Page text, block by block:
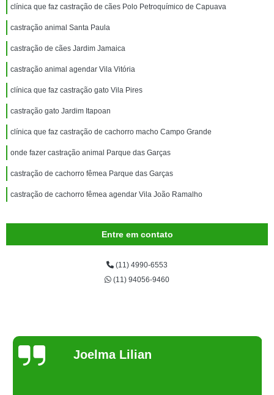
clínica que faz castração de cães Polo Petroquímico de Capuava
castração animal Santa Paula
castração de cães Jardim Jamaica
castração animal agendar Vila Vitória
clínica que faz castração gato Vila Pires
castração gato Jardim Itapoan
clínica que faz castração de cachorro macho Campo Grande
onde fazer castração animal Parque das Garças
castração de cachorro fêmea Parque das Garças
castração de cachorro fêmea agendar Vila João Ramalho
Entre em contato
(11) 4990-6553
(11) 94056-9460
Joelma Lilian